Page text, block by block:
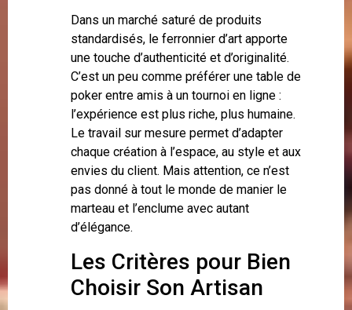
Dans un marché saturé de produits
standardisés, le ferronnier d’art apporte
une touche d’authenticité et d’originalité.
C’est un peu comme préférer une table de
poker entre amis à un tournoi en ligne :
l’expérience est plus riche, plus humaine.
Le travail sur mesure permet d’adapter
chaque création à l’espace, au style et aux
envies du client. Mais attention, ce n’est
pas donné à tout le monde de manier le
marteau et l’enclume avec autant
d’élégance.
Les Critères pour Bien
Choisir Son Artisan